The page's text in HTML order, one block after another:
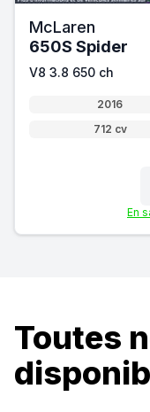
McLaren
650S Spider
V8 3.8 650 ch
2016
712 cv
En
Toutes